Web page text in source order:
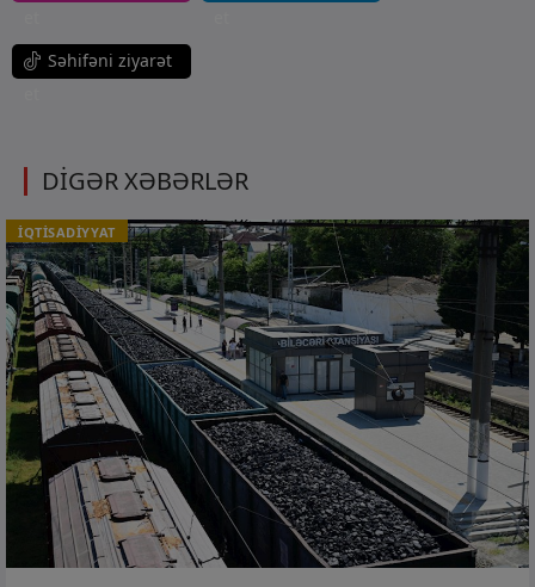
Səhifəni ziyarət
DİGƏR XƏBƏRLƏR
İQTİSADİYYAT